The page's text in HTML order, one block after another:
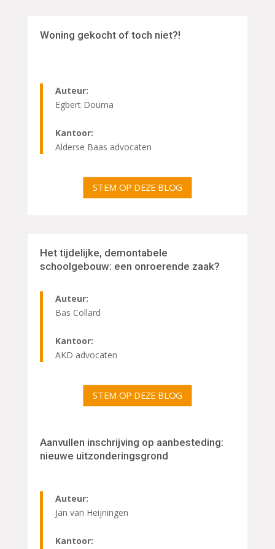
Woning gekocht of toch niet?!
Auteur:
Egbert Douma
Kantoor:
Alderse Baas advocaten
STEM OP DEZE BLOG
Het tijdelijke, demontabele
schoolgebouw: een onroerende zaak?
Auteur:
Bas Collard
Kantoor:
AKD advocaten
STEM OP DEZE BLOG
Aanvullen inschrijving op aanbesteding:
nieuwe uitzonderingsgrond
Auteur:
Jan van Heijningen
Kantoor: